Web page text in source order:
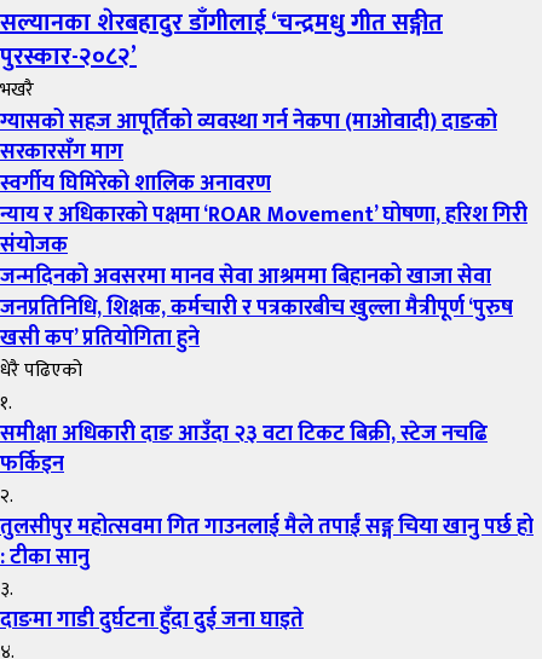
सल्यानका शेरबहादुर डाँगीलाई ‘चन्द्रमधु गीत सङ्गीत
पुरस्कार-२०८२’
भखरै
ग्यासको सहज आपूर्तिको व्यवस्था गर्न नेकपा (माओवादी) दाङको
सरकारसँग माग
स्वर्गीय घिमिरेको शालिक अनावरण
न्याय र अधिकारको पक्षमा ‘ROAR Movement’ घोषणा, हरिश गिरी
संयोजक
जन्मदिनको अवसरमा मानव सेवा आश्रममा बिहानको खाजा सेवा
जनप्रतिनिधि, शिक्षक, कर्मचारी र पत्रकारबीच खुल्ला मैत्रीपूर्ण ‘पुरुष
खसी कप’ प्रतियोगिता हुने
धेरै पढिएको
१.
समीक्षा अधिकारी दाङ आउँदा २३ वटा टिकट बिक्री, स्टेज नचढि
फर्किइन
२.
तुलसीपुर महोत्सवमा गित गाउनलाई मैले तपाईं सङ्ग चिया खानु पर्छ हो
: टीका सानु
३.
दाङमा गाडी दुर्घटना हुँदा दुई जना घाइते
४.